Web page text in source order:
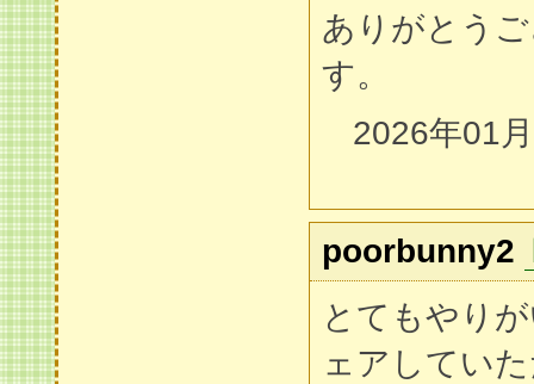
ありがとう
す。
2026年01
poorbunny2
とてもやり
ェアしてい